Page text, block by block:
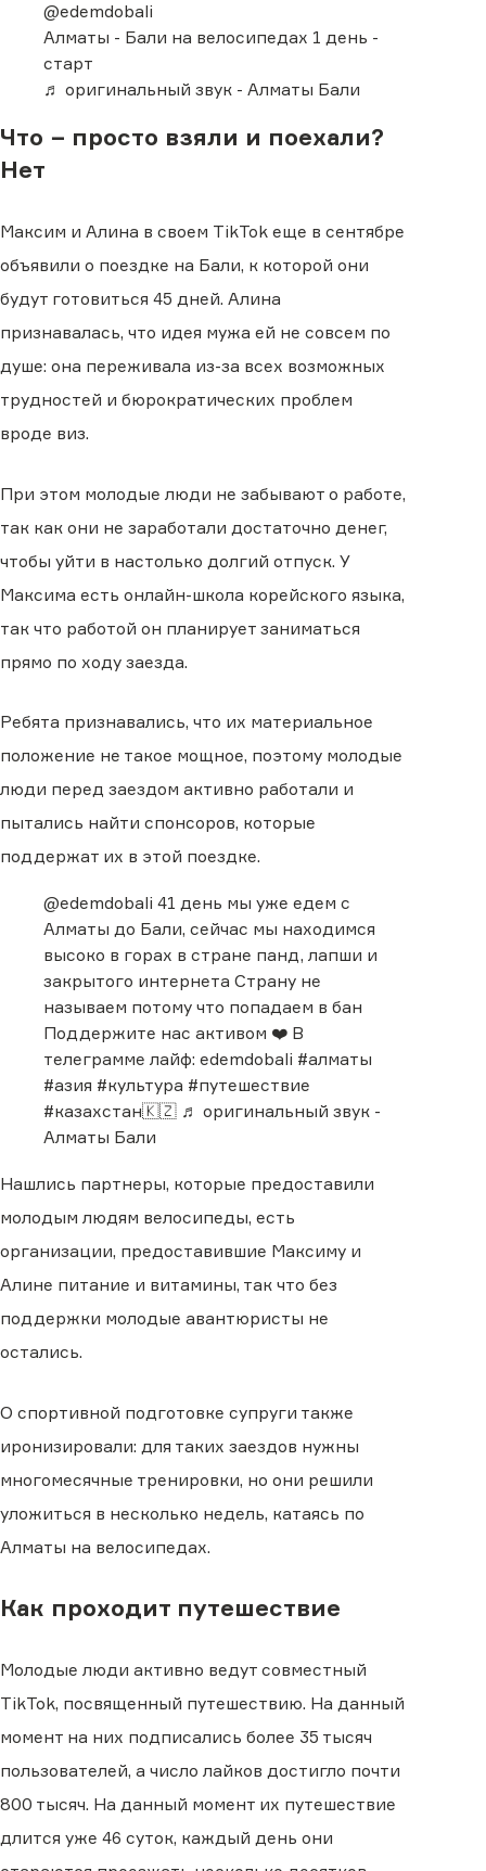
@edemdobali
Алматы - Бали на велосипедах 1 день -
старт
♬ оригинальный звук - Алматы Бали
Что − просто взяли и поехали?
Нет
Максим и Алина в своем TikTok еще в сентябре
объявили о поездке на Бали, к которой они
будут готовиться 45 дней. Алина
признавалась, что идея мужа ей не совсем по
душе: она переживала из-за всех возможных
трудностей и бюрократических проблем
вроде виз.
При этом молодые люди не забывают о работе,
так как они не заработали достаточно денег,
чтобы уйти в настолько долгий отпуск. У
Максима есть онлайн-школа корейского языка,
так что работой он планирует заниматься
прямо по ходу заезда.
Ребята признавались, что их материальное
положение не такое мощное, поэтому молодые
люди перед заездом активно работали и
пытались найти спонсоров, которые
поддержат их в этой поездке.
@edemdobali 41 день мы уже едем с
Алматы до Бали, сейчас мы находимся
высоко в горах в стране панд, лапши и
закрытого интернета Страну не
называем потому что попадаем в бан
Поддержите нас активом ❤️ В
телеграмме лайф: edemdobali #алматы
#азия #культура #путешествие
#казахстан🇰🇿 ♬ оригинальный звук -
Алматы Бали
Нашлись партнеры, которые предоставили
молодым людям велосипеды, есть
организации, предоставившие Максиму и
Алине питание и витамины, так что без
поддержки молодые авантюристы не
остались.
О спортивной подготовке супруги также
иронизировали: для таких заездов нужны
многомесячные тренировки, но они решили
уложиться в несколько недель, катаясь по
Алматы на велосипедах.
Как проходит путешествие
Молодые люди активно ведут совместный
TikTok, посвященный путешествию. На данный
момент на них подписались более 35 тысяч
пользователей, а число лайков достигло почти
800 тысяч. На данный момент их путешествие
длится уже 46 суток, каждый день они